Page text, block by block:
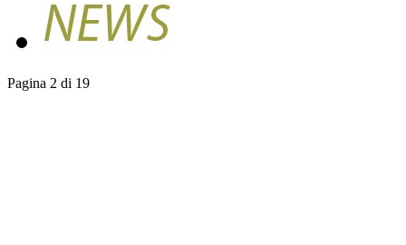
Pagina 2 di 19